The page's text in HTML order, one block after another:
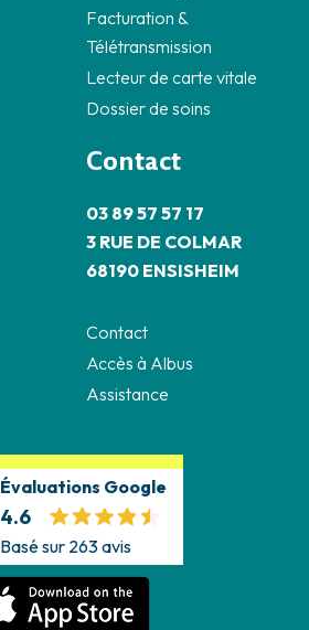
Facturation &
Télétransmission
Lecteur de carte vitale
Dossier de soins
Contact
03 89 57 57 17
3 RUE DE COLMAR
68190 ENSISHEIM
Contact
Accès à Albus
Assistance
Évaluations Google
4.6
Basé sur 263 avis